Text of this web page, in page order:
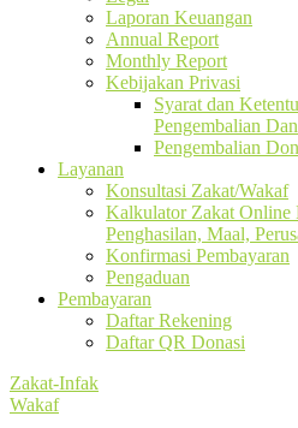
Laporan Keuangan
Annual Report
Monthly Report
Kebijakan Privasi
Syarat dan
Pengembalian
Pengembalian
Layanan
Konsultasi Zakat/Wakaf
Kalkulator Zakat Online
Penghasilan, Maal,
Konfirmasi Pembayaran
Pengaduan
Pembayaran
Daftar Rekening
Daftar QR Donasi
Zakat-Infak
Wakaf